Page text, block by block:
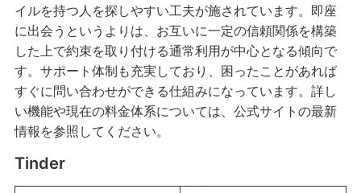
イルを持つ人を探しやすい工夫が施されています。即座
に出会うというよりは、お互いに一定の信頼関係を構築
した上で約束を取り付ける通常利用が中心となる傾向で
す。サポート体制も充実しており、困ったことがあれば
すぐに問い合わせができる仕組みになっています。詳し
い機能や現在の料金体系については、公式サイトの最新
情報を参照してください。
Tinder